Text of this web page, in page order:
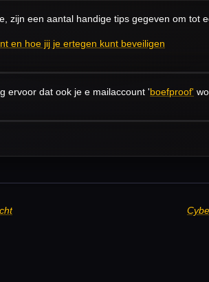
zijn een aantal handige tips gegeven om tot
en hoe jij je ertegen kunt beveiligen
ervoor dat ook je e mailaccount 'boefproof'